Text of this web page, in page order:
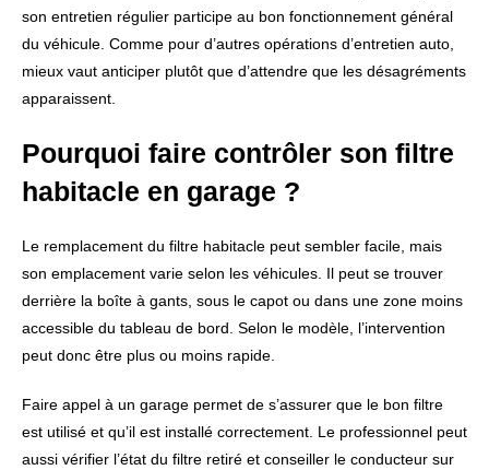
son entretien régulier participe au bon fonctionnement général
du véhicule. Comme pour d’autres opérations d’entretien auto,
mieux vaut anticiper plutôt que d’attendre que les désagréments
apparaissent.
Pourquoi faire contrôler son filtre
habitacle en garage ?
Le remplacement du filtre habitacle peut sembler facile, mais
son emplacement varie selon les véhicules. Il peut se trouver
derrière la boîte à gants, sous le capot ou dans une zone moins
accessible du tableau de bord. Selon le modèle, l’intervention
peut donc être plus ou moins rapide.
Faire appel à un garage permet de s’assurer que le bon filtre
est utilisé et qu’il est installé correctement. Le professionnel peut
aussi vérifier l’état du filtre retiré et conseiller le conducteur sur